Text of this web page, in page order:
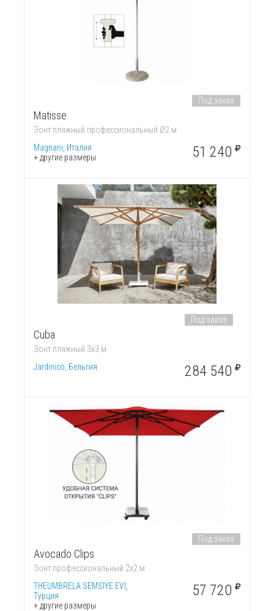
Matisse
Зонт пляжный профессиональный Ø2 м
Magnani, Италия
+ другие размеры
Под заказ
51 240
Cuba
Зонт пляжный 3х3 м
Jardinico, Бельгия
Под заказ
284 540
Avocado Clips
Зонт профессиональный 2х2 м
THEUMBRELA SEMSIYE EVI,
Турция
+ другие размеры
Под заказ
57 720